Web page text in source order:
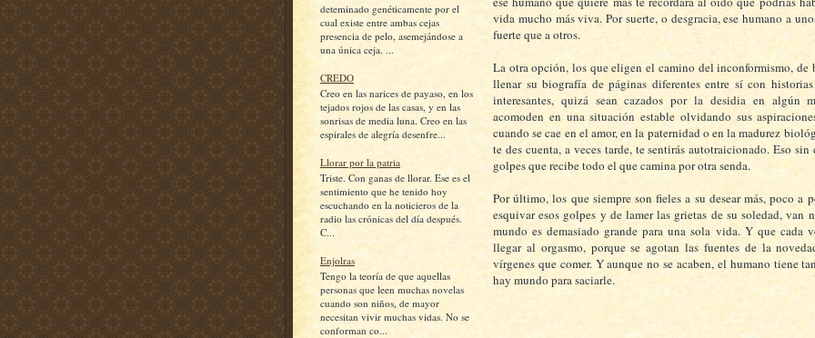
deteminado genéticamente por el
cual existe entre ambas cejas
presencia de pelo, asemejándose a
una única ceja. ...
CREDO
Creo en las narices de payaso, en los
tejados rojos de las casas, y en las
sonrisas de media luna. Creo en las
espirales de alegría desenfre...
Llorar por la patria
Triste. Con ganas de llorar. Ese es el
sentimiento que he tenido hoy
escuchando en la noticieros de la
radio las crónicas del día después.
C...
Enjolras
Tengo la teoría de que aquellas
personas que leen muchas novelas
cuando son niños, de mayor
necesitan vivir muchas vidas. No se
conforman co...
vida mucho más viva. Por suerte, o desgracia, ese humano a
fuerte que a otros.
La otra opción, los que eligen el camino del inconformismo, de
llenar su biografía de páginas diferentes entre sí con historias
interesantes, quizá sean cazados por la desidia en algún
acomoden en una situación estable olvidando sus
cuando se cae en el amor, en la paternidad o en la madurez
te des cuenta, a veces tarde, te sentirás autotraicionado. Eso
golpes que recibe todo el que camina por otra senda.
Por último, los que siempre son fieles a su desear más, poco a
esquivar esos golpes y de lamer las grietas de su soledad, van
mundo es demasiado grande para una sola vida. Y que cada
llegar al orgasmo, porque se agotan las fuentes de la
vírgenes que comer. Y aunque no se acaben, el humano tiene
hay mundo para saciarle.